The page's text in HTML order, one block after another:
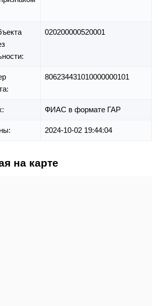
020200000520001
806234431010000000101
ФИАС в формате ГАР
2024-10-02 19:44:04
на карте